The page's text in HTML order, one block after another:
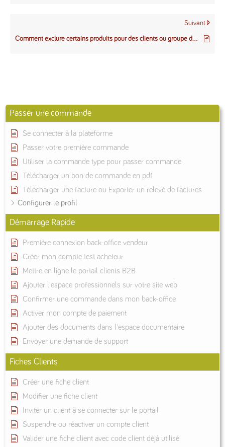
Passer une commande
Se connecter à la plateforme
Passer votre première commande
Utiliser la commande type pour passer commande
Télécharger un bon de commande en pdf
Télécharger une facture ou Exporter un relevé de factures
Configurer le profil
Démarrage Rapide
Première connexion back-office vendeur
Créer mon compte test acheteur
Mettre en ligne le portail clients B2B
Ajouter l'espace professionnels sur votre site web
Confirmer une commande dans mon back-office
Activer mon compte de paiement
Ajouter des documents dans l'espace documentaire
Envoyer une demande de support
Fiches Clients
Créer une fiche client
Modifier une fiche client
Inviter un client à se connecter sur le portail
Suspendre ou réactiver un compte client
Valider une fiche client avec code client déjà utilisé
Suivant
Comment exclure certains produits pour des clients ou groupe de clients